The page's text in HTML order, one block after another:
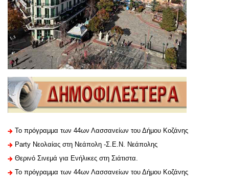
Το πρόγραμμα των 44ων Λασσανείων του Δήμου Κοζάνης
Party Νεολαίας στη Νεάπολη -Σ.Ε.Ν. Νεάπολης
Θερινό Σινεμά για Ενήλικες στη Σιάτιστα.
Το πρόγραμμα των 44ων Λασσανείων του Δήμου Κοζάνης